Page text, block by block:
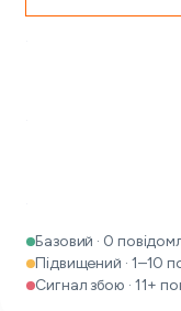
Базовий · 0
Підвищений · 1–10
Сигнал збою · 11+